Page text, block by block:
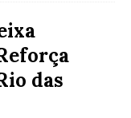
das